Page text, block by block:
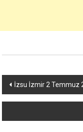
Yazı
dolaşımı
İzsu İzmir 2 Temmuz